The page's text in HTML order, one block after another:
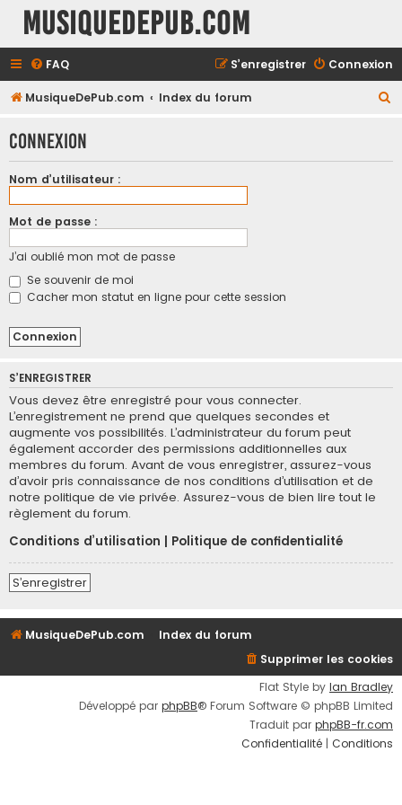
MusiqueDePub.com
FAQ Connexion
S’enregistrer
MusiqueDePub.com Index du forum
h
Connexion
Nom d’utilisateur :
Mot de passe :
J’ai oublié mon mot de passe
Se souvenir de moi
Cacher mon statut en ligne pour cette session
S’ENREGISTRER
Vous devez être enregistré pour vous connecter.
L’enregistrement ne prend que quelques secondes et
augmente vos possibilités. L’administrateur du forum peut
également accorder des permissions additionnelles aux
membres du forum. Avant de vous enregistrer, assurez-vous
d’avoir pris connaissance de nos conditions d’utilisation et de
notre politique de vie privée. Assurez-vous de bien lire tout le
règlement du forum.
Conditions d’utilisation
Politique de confidentialité
S’enregistrer
MusiqueDePub.com
Index du forum
Supprimer les cookies
Flat Style by Ian Bradley
Développé par phpBB® Forum Software © phpBB Limited
Traduit par phpBB-fr.com
Confidentialité | Conditions